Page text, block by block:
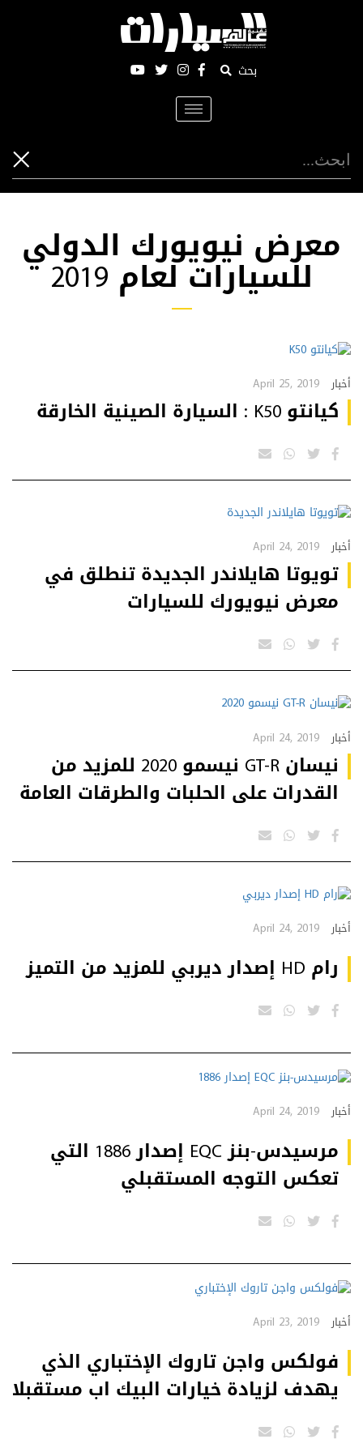
بحث
Toggle
navigation
معرض نيويورك الدولي
للسيارات لعام 2019
أخبار April 25, 2019
كيانتو K50 : السيارة الصينية الخارقة
أخبار April 24, 2019
تويوتا هايلاندر الجديدة تنطلق في
معرض نيويورك للسيارات
أخبار April 24, 2019
نيسان GT-R نيسمو 2020 للمزيد من
القدرات على الحلبات والطرقات العامة
أخبار April 24, 2019
رام HD إصدار ديربي للمزيد من التميز
أخبار April 24, 2019
مرسيدس-بنز EQC إصدار 1886 التي
تعكس التوجه المستقبلي
أخبار April 23, 2019
فولكس واجن تاروك الإختباري الذي
يهدف لزيادة خيارات البيك اب مستقبلا